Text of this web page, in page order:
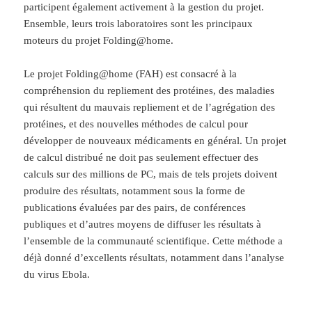
participent également activement à la gestion du projet.
Ensemble, leurs trois laboratoires sont les principaux
moteurs du projet Folding@home.
Le projet Folding@home (FAH) est consacré à la
compréhension du repliement des protéines, des maladies
qui résultent du mauvais repliement et de l’agrégation des
protéines, et des nouvelles méthodes de calcul pour
développer de nouveaux médicaments en général. Un projet
de calcul distribué ne doit pas seulement effectuer des
calculs sur des millions de PC, mais de tels projets doivent
produire des résultats, notamment sous la forme de
publications évaluées par des pairs, de conférences
publiques et d’autres moyens de diffuser les résultats à
l’ensemble de la communauté scientifique. Cette méthode a
déjà donné d’excellents résultats, notamment dans l’analyse
du virus Ebola.